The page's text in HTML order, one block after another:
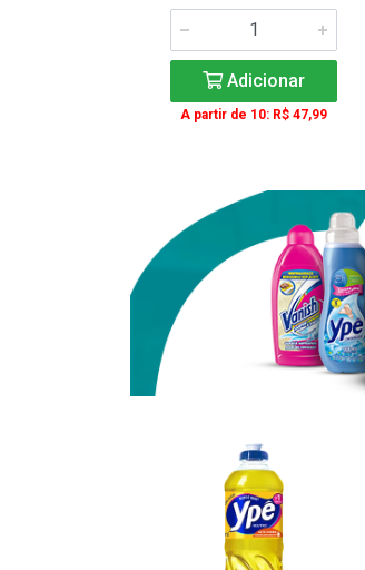
Adicionar
A partir de 10: R$ 47,99